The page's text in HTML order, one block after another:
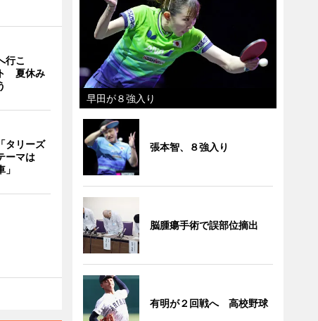
行こ
夏休み
タリーズ
ーマは
早田が８強入り
張本智、８強入り
脳腫瘍手術で誤部位摘出
有明が２回戦へ 高校野球